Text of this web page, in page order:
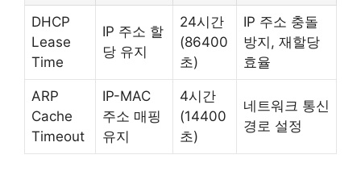
DHCP
Lease
Time
IP 주소 할
당 유지
24시간
(86400
초)
IP 주소 충돌
방지, 재할당
효율
ARP
Cache
Timeout
IP-MAC
주소 매핑
유지
4시간
(14400
초)
네트워크 통신
경로 설정